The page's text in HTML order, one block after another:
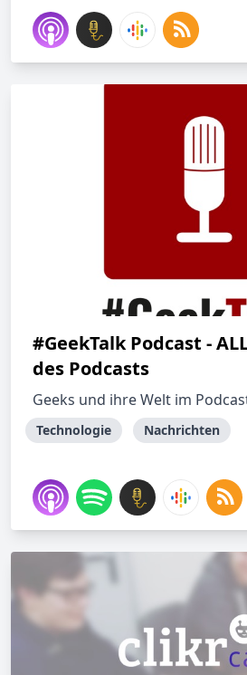
#GeekTalk Podcast -
des Podcasts
Geeks und ihre Welt im
Technologie Nachrichten